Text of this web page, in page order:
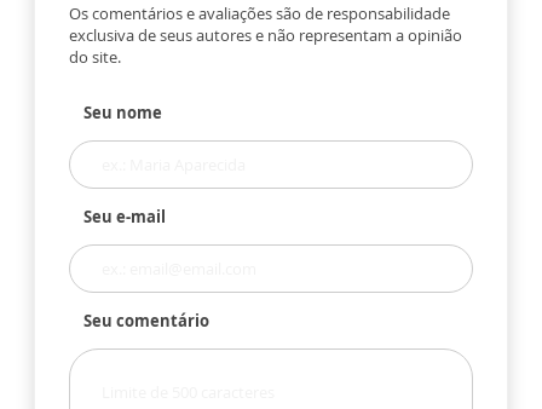
Os comentários e avaliações são de responsabilidade
exclusiva de seus autores e não representam a opinião
do site.
Seu nome
Seu e-mail
Seu comentário